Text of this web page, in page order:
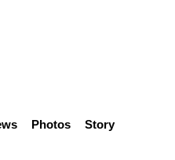
Photos Story